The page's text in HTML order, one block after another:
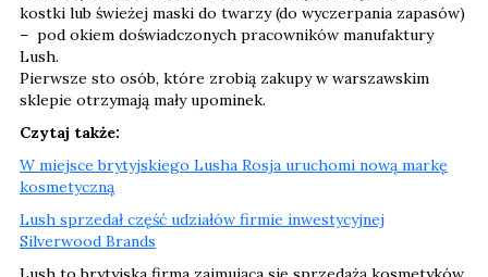
kostki lub świeżej maski do twarzy (do wyczerpania zapasów)
– pod okiem doświadczonych pracowników manufaktury
Lush.
Pierwsze sto osób, które zrobią zakupy w warszawskim
sklepie otrzymają mały upominek.
Czytaj także:
W miejsce brytyjskiego Lusha Rosja uruchomi nową markę
kosmetyczną
Lush sprzedał część udziałów firmie inwestycyjnej
Silverwood Brands